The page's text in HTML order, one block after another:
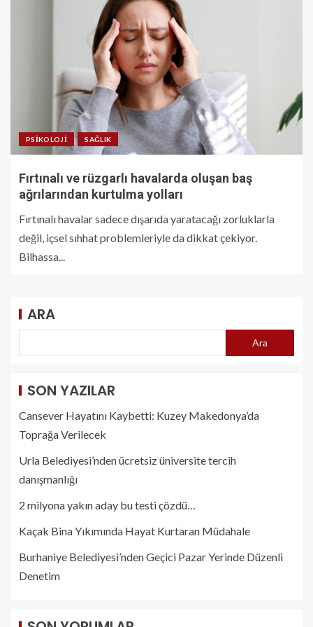
PSIKOLOJI SAĞLIK
Fırtınalı ve rüzgarlı havalarda oluşan baş
ağrılarından kurtulma yolları
Fırtınalı havalar sadece dışarıda yaratacağı zorluklarla
değil, içsel sıhhat problemleriyle da dikkat çekiyor.
Bilhassa...
ARA
Ara
SON YAZILAR
Cansever Hayatını Kaybetti: Kuzey Makedonya’da
Toprağa Verilecek
Urla Belediyesi’nden ücretsiz üniversite tercih
danışmanlığı
2 milyona yakın aday bu testi çözdü…
Kaçak Bina Yıkımında Hayat Kurtaran Müdahale
Burhaniye Belediyesi’nden Geçici Pazar Yerinde Düzenli
Denetim